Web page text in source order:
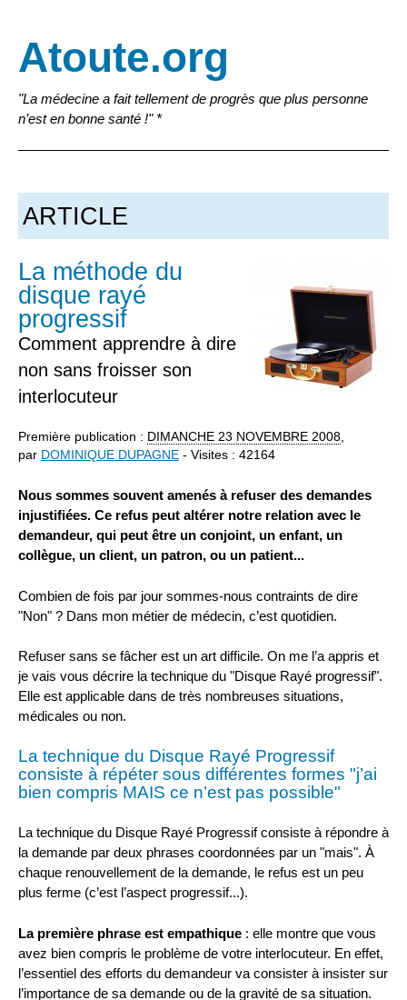
Atoute.org
"La médecine a fait tellement de progrès que plus personne
n’est en bonne santé !" *
ARTICLE
La méthode du
disque rayé
progressif
Comment apprendre à dire
non sans froisser son
interlocuteur
Première publication : DIMANCHE 23 NOVEMBRE 2008,
par DOMINIQUE DUPAGNE - Visites : 42164
Nous sommes souvent amenés à refuser des demandes
injustifiées. Ce refus peut altérer notre relation avec le
demandeur, qui peut être un conjoint, un enfant, un
collègue, un client, un patron, ou un patient...
Combien de fois par jour sommes-nous contraints de dire
"Non" ? Dans mon métier de médecin, c’est quotidien.
Refuser sans se fâcher est un art difficile. On me l’a appris et
je vais vous décrire la technique du "Disque Rayé progressif".
Elle est applicable dans de très nombreuses situations,
médicales ou non.
La technique du Disque Rayé Progressif
consiste à répéter sous différentes formes "j’ai
bien compris MAIS ce n’est pas possible"
La technique du Disque Rayé Progressif consiste à répondre à
la demande par deux phrases coordonnées par un "mais". À
chaque renouvellement de la demande, le refus est un peu
plus ferme (c’est l’aspect progressif...).
La première phrase est empathique : elle montre que vous
avez bien compris le problème de votre interlocuteur. En effet,
l’essentiel des efforts du demandeur va consister à insister sur
l’importance de sa demande ou de la gravité de sa situation.